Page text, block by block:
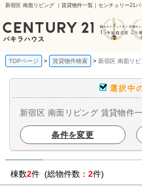
新宿区 南面リビング ｜賃貸物件一覧｜センチュリー21パ
TOPページ 賃貸物件検索 新宿区 南面リ
選択中
新宿区 南面リビング 賃貸物件
条件を変更
棟数2件 (総物件数： 2件)